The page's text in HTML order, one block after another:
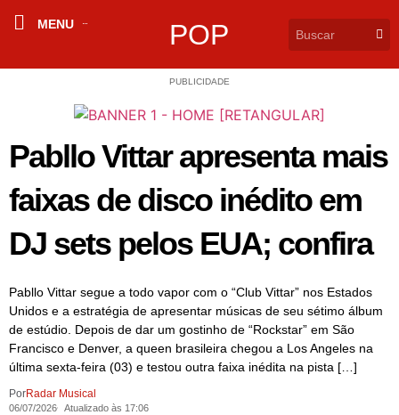
MENU POP
PUBLICIDADE
Pabllo Vittar apresenta mais
faixas de disco inédito em
DJ sets pelos EUA; confira
Pabllo Vittar segue a todo vapor com o “Club Vittar” nos Estados
Unidos e a estratégia de apresentar músicas de seu sétimo álbum
de estúdio. Depois de dar um gostinho de “Rockstar” em São
Francisco e Denver, a queen brasileira chegou a Los Angeles na
última sexta-feira (03) e testou outra faixa inédita na pista […]
PorRadar Musical
06/07/2026 Atualizado às 17:06